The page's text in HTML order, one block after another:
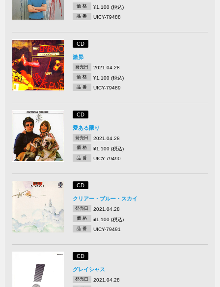
価 格 ¥1,100 (税込)
品 番 UICY-79488
CD
激昴
発売日 2021.04.28
価 格 ¥1,100 (税込)
品 番 UICY-79489
CD
愛ある限り
発売日 2021.04.28
価 格 ¥1,100 (税込)
品 番 UICY-79490
CD
クリアー・ブルー・スカイ
発売日 2021.04.28
価 格 ¥1,100 (税込)
品 番 UICY-79491
CD
グレイシャス
発売日 2021.04.28